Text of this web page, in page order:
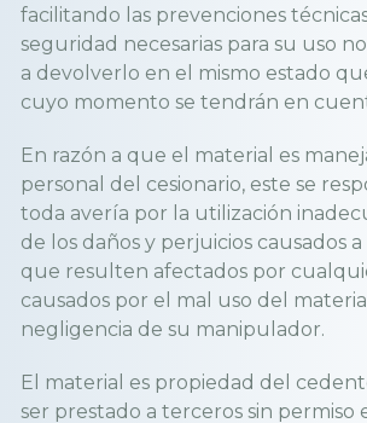
facilitando las prevenciones
seguridad necesarias para su uso
a devolverlo en el mismo estado
cuyo momento se tendrán en
En razón a que el material es
personal del cesionario, este se
toda avería por la utilización
de los daños y perjuicios causados
que resulten afectados por
causados por el mal uso del
negligencia de su manipulador.
El material es propiedad del
ser prestado a terceros sin permiso